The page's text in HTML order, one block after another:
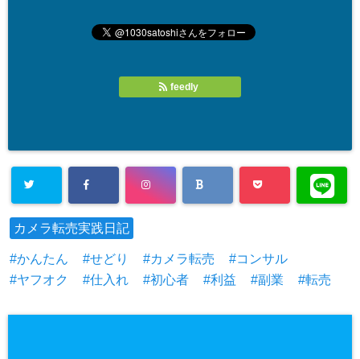
feedly
カメラ転売実践日記
かんたん せどり カメラ転売
コンサル
ヤフオク
仕入れ 初心者 利益 副業 転売